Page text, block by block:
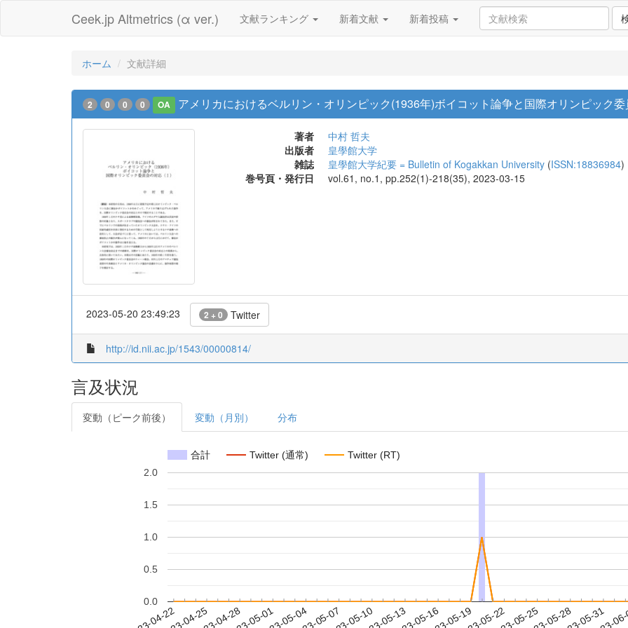
Ceek.jp Altmetrics (α ver.) 文献ランキング 新着文献 新着投稿
ホーム 文献詳細
2 0 0 0 OA アメリカにおけるベルリン・オリンピック(1936年)ボイコット論争と国際オリンピック
著者
中村 哲夫
出版者
皇學館大学
雑誌
皇學館大学紀要 = Bulletin of Kogakkan University (ISSN:18836984)
巻号頁・発行日
vol.61, no.1, pp.252(1)-218(35), 2023-03-15
2023-05-20 23:49:23 2 + 0 Twitter
http://id.nii.ac.jp/1543/00000814/
言及状況
変動（ピーク前後） 変動（月別） 分布
合計 Twitter (通常) Twitter (RT)
0.0
0.5
1.0
1.5
2.0